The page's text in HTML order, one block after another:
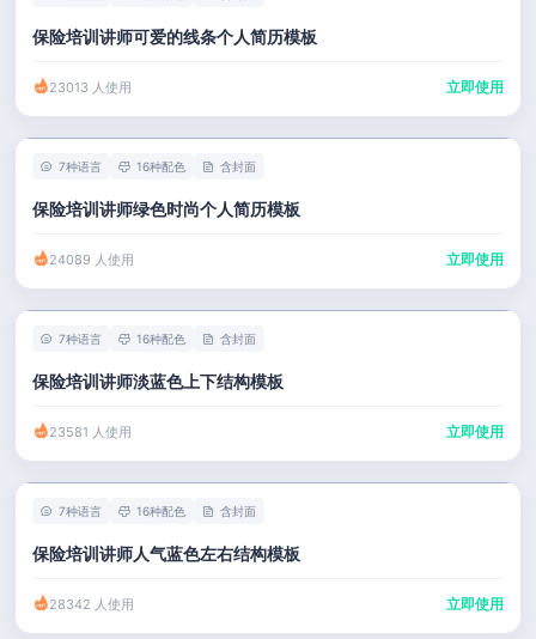
保险培训讲师可爱的线条个人简历模板
23013 人使用 立即使用
7种语言 16种配色 含封面
保险培训讲师绿色时尚个人简历模板
24089 人使用 立即使用
7种语言 16种配色 含封面
保险培训讲师淡蓝色上下结构模板
23581 人使用 立即使用
7种语言 16种配色 含封面
保险培训讲师人气蓝色左右结构模板
28342 人使用 立即使用